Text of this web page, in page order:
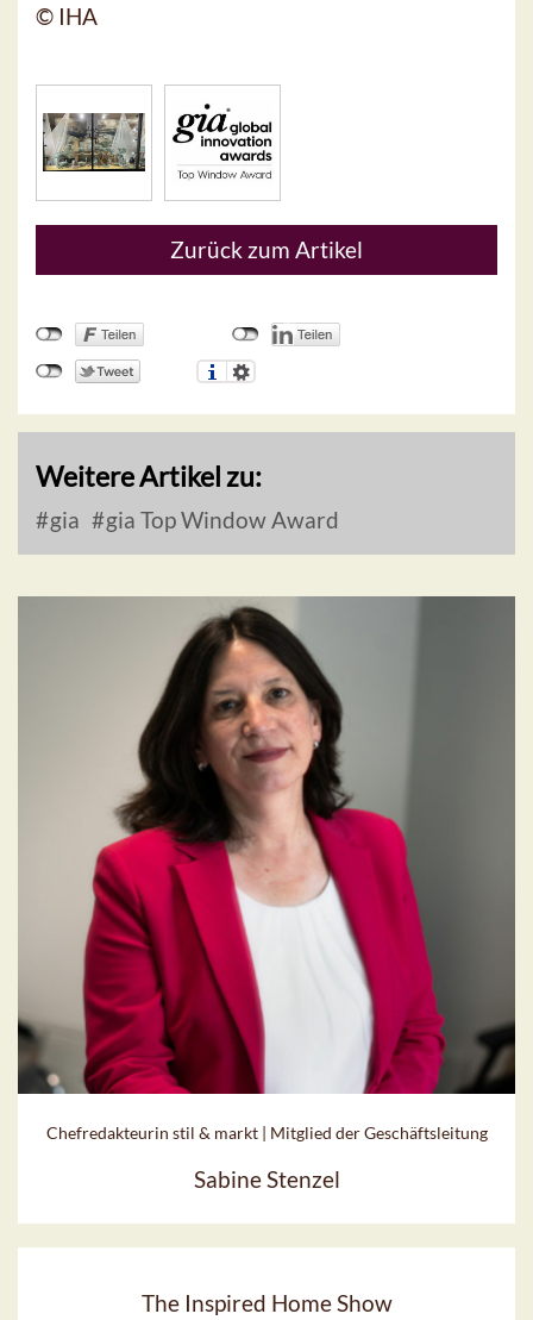
© IHA
Zurück zum Artikel
Weitere Artikel zu:
gia gia Top Window Award
Chefredakteurin stil & markt | Mitglied der Geschäftsleitung
Sabine Stenzel
The Inspired Home Show